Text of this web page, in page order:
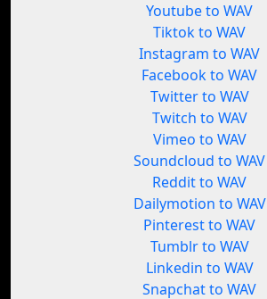
Youtube to WAV
Tiktok to WAV
Instagram to WAV
Facebook to WAV
Twitter to WAV
Twitch to WAV
Vimeo to WAV
Soundcloud to WAV
Reddit to WAV
Dailymotion to WAV
Pinterest to WAV
Tumblr to WAV
Linkedin to WAV
Snapchat to WAV